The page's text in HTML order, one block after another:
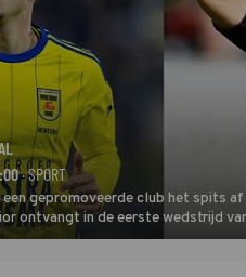
· SPORT
gepromoveerde club het spits
ontvangt in de eerste wedstrijd
is Johan Plat en hij wil